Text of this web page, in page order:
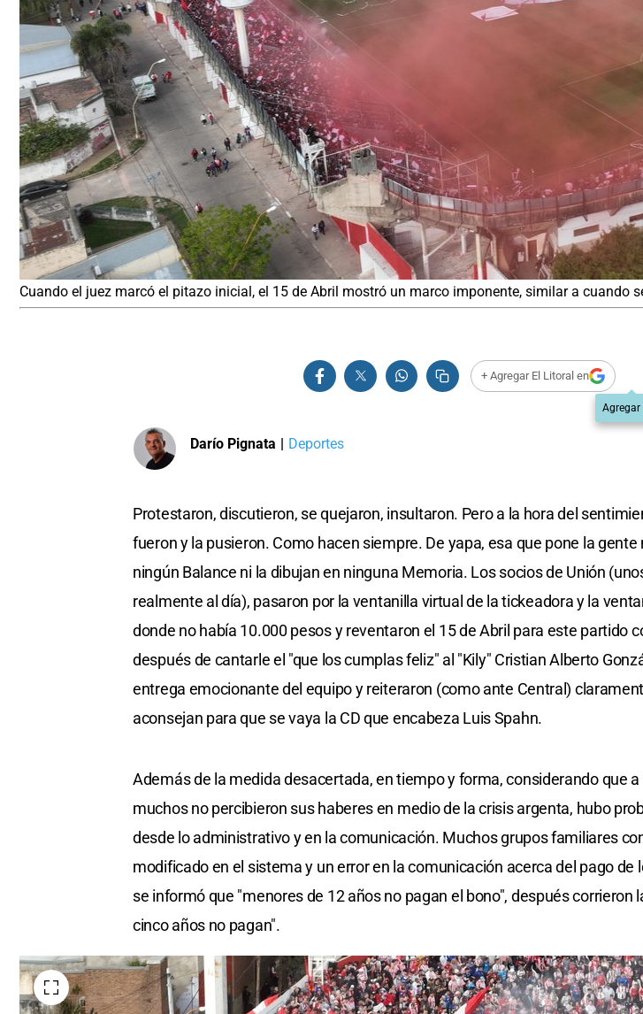
Cuando el juez marcó el pitazo inicial, el 15 de Abril mostró un marco imponente, similar a cuando
+ Agregar El Litoral en
Agregar
Darío Pignata | Deportes
Protestaron, discutieron, se quejaron, insultaron. Pero a la hora del
fueron y la pusieron. Como hacen siempre. De yapa, esa que pone la
ningún Balance ni la dibujan en ninguna Memoria. Los socios de Unión
realmente al día), pasaron por la ventanilla virtual de la tickeadora y la
donde no había 10.000 pesos y reventaron el 15 de Abril para este partido
después de cantarle el "que los cumplas feliz" al "Kily" Cristian Alberto
entrega emocionante del equipo y reiteraron (como ante Central)
aconsejan para que se vaya la CD que encabeza Luis Spahn.
Además de la medida desacertada, en tiempo y forma, considerando que
muchos no percibieron sus haberes en medio de la crisis argenta, hubo
desde lo administrativo y en la comunicación. Muchos grupos familiares
modificado en el sistema y un error en la comunicación acerca del pago de
se informó que "menores de 12 años no pagan el bono", después corrieron
cinco años no pagan".